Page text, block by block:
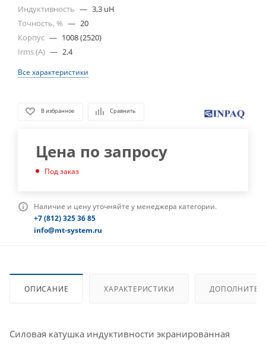
Индуктивность — 3,3 uH
Точность, % — 20
Корпус — 1008 (2520)
Irms (A) — 2.4
Все характеристики
В избранное Сравнить
Цена по запросу
Под заказ
Наличие и цену уточняйте у менеджера категории.
+7 (812) 325 36 85
info@mt-system.ru
ОПИСАНИЕ ХАРАКТЕРИСТИКИ
Силовая катушка индуктивности экранированная